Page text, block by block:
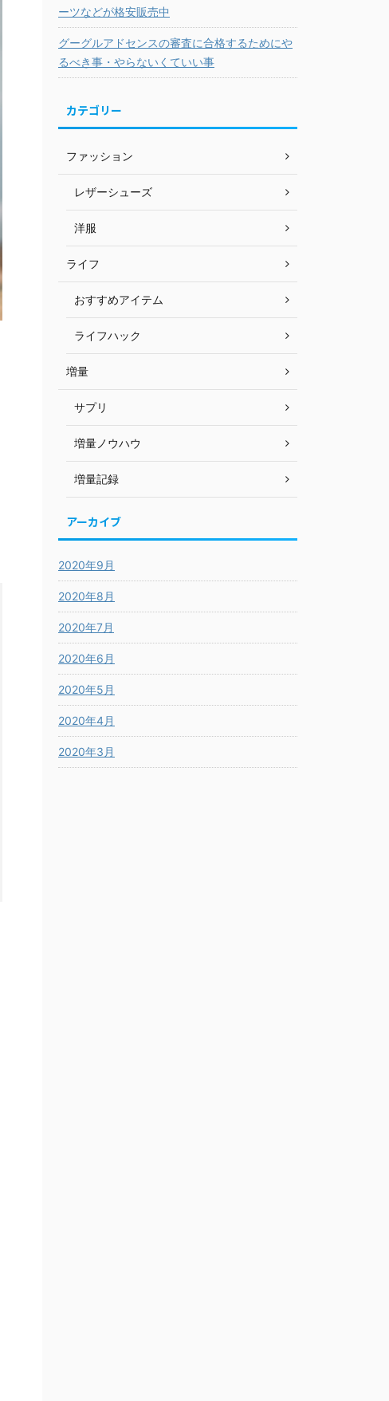
ーツなどが格安販売中
グーグルアドセンスの審査に合格するためにや
るべき事・やらないくていい事
カテゴリー
ファッション
レザーシューズ
洋服
ライフ
おすすめアイテム
ライフハック
増量
サプリ
増量ノウハウ
増量記録
アーカイブ
2020年9月
2020年8月
2020年7月
2020年6月
2020年5月
2020年4月
2020年3月